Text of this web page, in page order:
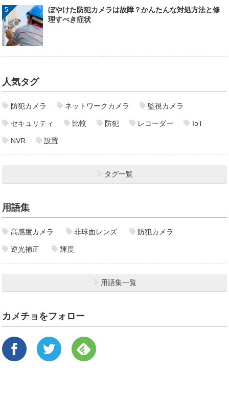
ぼやけた防犯カメラは故障？かんたんな対処方法と修
理すべき症状
人気タグ
防犯カメラ ネットワークカメラ 監視カメラ
セキュリティ 比較 防犯 レコーダー IoT
NVR 設置
タグ一覧
用語集
高感度カメラ 非球面レンズ 防犯カメラ
逆光補正 輝度
用語集一覧
カメチョをフォロー